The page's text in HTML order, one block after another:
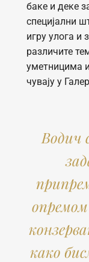
баке и деке
специјални
игру улога и
различите
уметницима
чувају у
Водич
како